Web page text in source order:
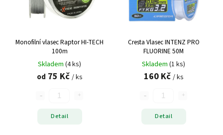
Quantum 1
SHIMANO
WFT 1
Monofilní vlasec Raptor HI-TECH
100m
Skladem (4 ks)
od 75 Kč / ks
Detail
Cresta Vlasec INTENZ PRO
FLUORINE 50M
Skladem (1 ks)
160 Kč / ks
Detail